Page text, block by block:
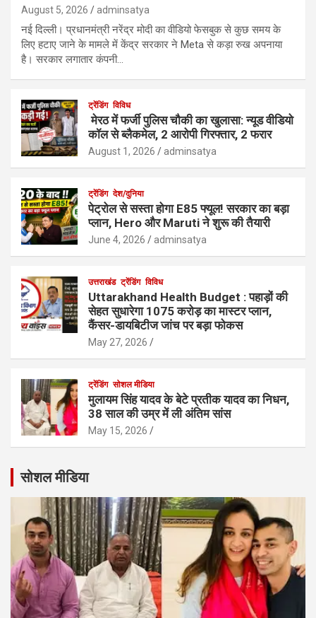
August 5, 2026 adminsatya
नई दिल्ली। प्रधानमंत्री नरेंद्र मोदी का वीडियो फेसबुक से कुछ समय के
लिए हटाए जाने के मामले में केंद्र सरकार ने Meta से कड़ा रुख अपनाया
है। सरकार लगातार कंपनी…
ट्रेंडिंग विविध
मेरठ में फर्जी पुलिस चौकी का खुलासा: न्यूड वीडियो
कॉल से ब्लैकमेल, 2 आरोपी गिरफ्तार, 2 फरार
August 1, 2026 adminsatya
ट्रेंडिंग देश/दुनिया
पेट्रोल से सस्ता होगा E85 फ्यूल! सरकार का बड़ा
प्लान, Hero और Maruti ने शुरू की तैयारी
June 4, 2026 adminsatya
उत्तराखंड ट्रेंडिंग विविध
Uttarakhand Health Budget : पहाड़ों की
सेहत सुधारेगा 1075 करोड़ का मास्टर प्लान,
कैंसर-डायबिटीज जांच पर बड़ा फोकस
May 27, 2026
ट्रेंडिंग सोशल मीडिया
मुलायम सिंह यादव के बेटे प्रतीक यादव का निधन,
38 साल की उम्र में ली अंतिम सांस
May 15, 2026
सोशल मीडिया